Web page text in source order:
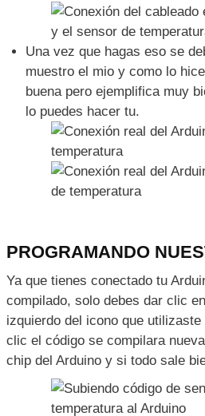
POLARIDAD DEL
HUMEDAD Y
CONEXIÓN DEL
DE TEMPERATURA Y
Una vez que hagas eso se
muestro el mio y como lo
buena pero ejemplifica muy
lo puedes hacer tu.